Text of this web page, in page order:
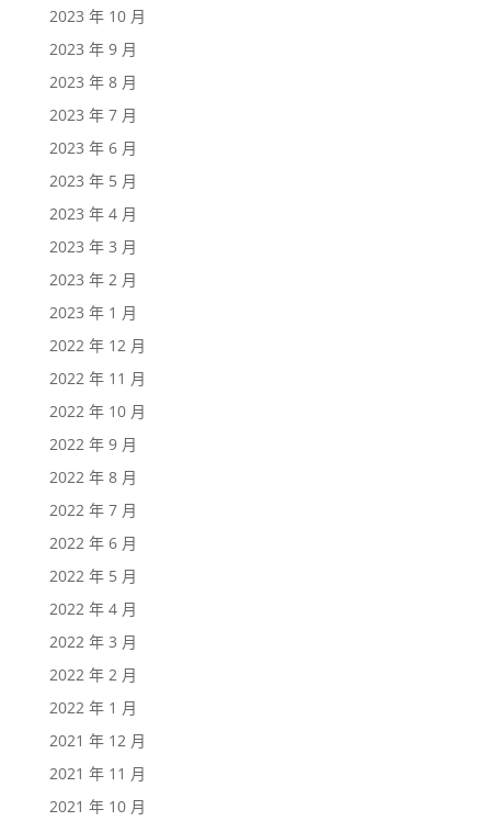
2023 年 10 月
2023 年 9 月
2023 年 8 月
2023 年 7 月
2023 年 6 月
2023 年 5 月
2023 年 4 月
2023 年 3 月
2023 年 2 月
2023 年 1 月
2022 年 12 月
2022 年 11 月
2022 年 10 月
2022 年 9 月
2022 年 8 月
2022 年 7 月
2022 年 6 月
2022 年 5 月
2022 年 4 月
2022 年 3 月
2022 年 2 月
2022 年 1 月
2021 年 12 月
2021 年 11 月
2021 年 10 月